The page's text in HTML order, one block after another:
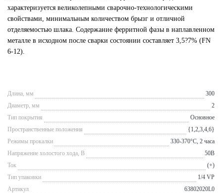
характеризуется великолепными сварочно-технологическими
свойствами, минимальным количеством брызг и отличной
отделяемостью шлака. Содержание ферритной фазы в наплавленном
металле в исходном после сварки состоянии составляет 3,5?7% (FN
6-12).
Длина, мм
300
Диаметр, мм
2
Тип покрытия
Основное
Пространственные положения
{1,2,3,4,6}
Режимы прокалки
330-370°С, 2 часа
Напряжение холостого хода, В
50В
Ток
(+)
Тип упаковки
1/4 VP
Артикул
63802020L0